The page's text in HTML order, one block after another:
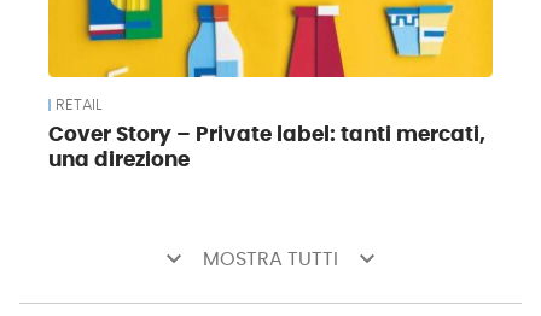
RETAIL
Cover Story – Private label: tanti mercati,
una direzione
keyboard_arrow_down MOSTRA TUTTI keyboard_arrow_down